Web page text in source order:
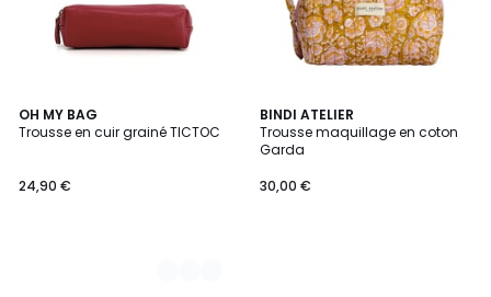
OH MY BAG
Trousse en cuir grainé TICTOC
24,90 €
5
Couleurs
BINDI ATELIER
Trousse maquillage en coton
Garda
30,00 €